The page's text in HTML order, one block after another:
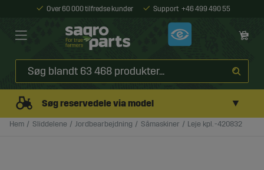
Over 60 000 tilfredse kunder Support +46 499 490 55
Søg reservedele via model ▼
Hem Sliddelene Jordbearbejdning Såmaskiner Leje kpl. -420832